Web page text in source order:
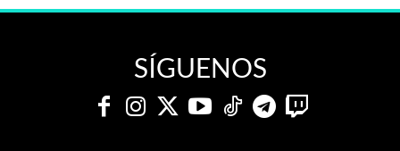
SÍGUENOS